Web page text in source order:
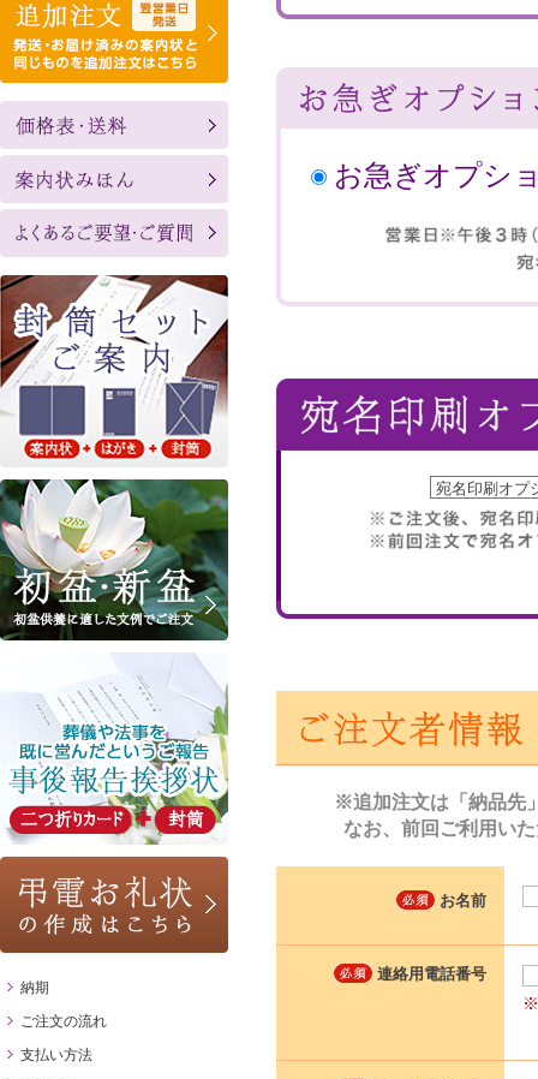
納期
ご注文の流れ
支払い方法
お急ぎオプシ
※追加注文は「納品先
なお、前回ご利用い
お名前
連絡用電話番号
※